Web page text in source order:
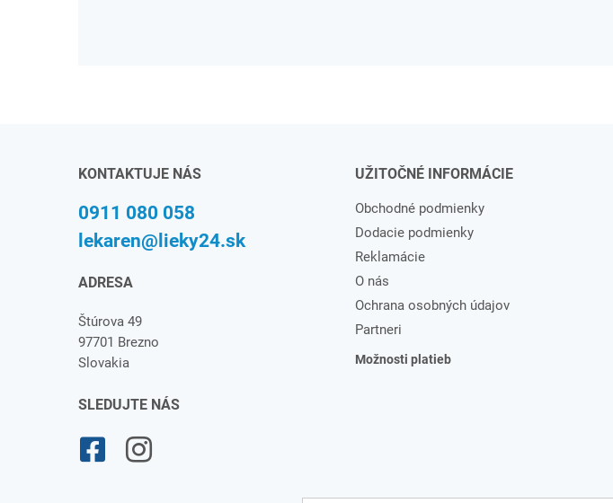
KONTAKTUJE NÁS
0911 080 058
lekaren@lieky24.sk
ADRESA
Štúrova 49
97701 Brezno
Slovakia
SLEDUJTE NÁS
UŽITOČNÉ INFORMÁCIE
Obchodné podmienky
Dodacie podmienky
Reklamácie
O nás
Ochrana osobných údajov
Partneri
Možnosti platieb